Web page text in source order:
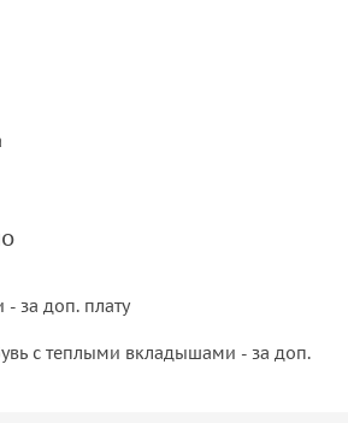
за доп. плату
с теплыми вкладышами - за доп.